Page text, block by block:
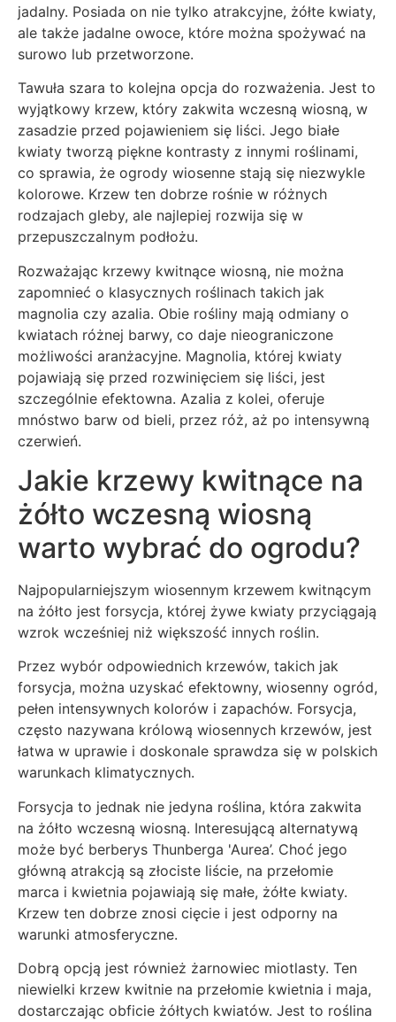
jadalny. Posiada on nie tylko atrakcyjne, żółte kwiaty,
ale także jadalne owoce, które można spożywać na
surowo lub przetworzone.
Tawuła szara to kolejna opcja do rozważenia. Jest to
wyjątkowy krzew, który zakwita wczesną wiosną, w
zasadzie przed pojawieniem się liści. Jego białe
kwiaty tworzą piękne kontrasty z innymi roślinami,
co sprawia, że ogrody wiosenne stają się niezwykle
kolorowe. Krzew ten dobrze rośnie w różnych
rodzajach gleby, ale najlepiej rozwija się w
przepuszczalnym podłożu.
Rozważając krzewy kwitnące wiosną, nie można
zapomnieć o klasycznych roślinach takich jak
magnolia czy azalia. Obie rośliny mają odmiany o
kwiatach różnej barwy, co daje nieograniczone
możliwości aranżacyjne. Magnolia, której kwiaty
pojawiają się przed rozwinięciem się liści, jest
szczególnie efektowna. Azalia z kolei, oferuje
mnóstwo barw od bieli, przez róż, aż po intensywną
czerwień.
Jakie krzewy kwitnące na
żółto wczesną wiosną
warto wybrać do ogrodu?
Najpopularniejszym wiosennym krzewem kwitnącym
na żółto jest forsycja, której żywe kwiaty przyciągają
wzrok wcześniej niż większość innych roślin.
Przez wybór odpowiednich krzewów, takich jak
forsycja, można uzyskać efektowny, wiosenny ogród,
pełen intensywnych kolorów i zapachów. Forsycja,
często nazywana królową wiosennych krzewów, jest
łatwa w uprawie i doskonale sprawdza się w polskich
warunkach klimatycznych.
Forsycja to jednak nie jedyna roślina, która zakwita
na żółto wczesną wiosną. Interesującą alternatywą
może być berberys Thunberga 'Aurea’. Choć jego
główną atrakcją są złociste liście, na przełomie
marca i kwietnia pojawiają się małe, żółte kwiaty.
Krzew ten dobrze znosi cięcie i jest odporny na
warunki atmosferyczne.
Dobrą opcją jest również żarnowiec miotlasty. Ten
niewielki krzew kwitnie na przełomie kwietnia i maja,
dostarczając obficie żółtych kwiatów. Jest to roślina